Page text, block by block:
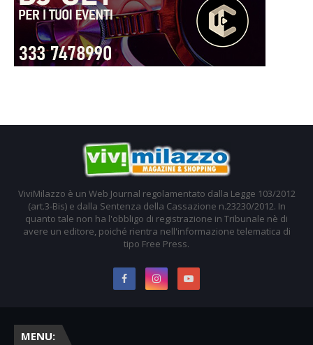
ViviMilazzo è un Web Journal regolamentato dalla Legge 103/2012
(art.3-Bis) e dalla Sentenza della Cassazione n.23230/2012. In
quanto tale non ha l'obbligo di registrazione in Tribunale nè di
avere un editore, poiché rientra nell'informazione telematica di
tipo Free Press.
MENU: